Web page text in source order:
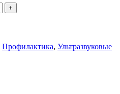
Профилактика, Ультразвуковые